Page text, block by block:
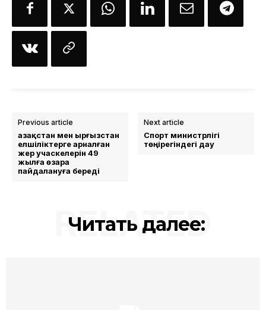
Previous article
Қазақстан мен Қырғызстан
елшіліктерге арналған
жер учаскелерін 49
жылға өзара
пайдалануға береді
Next article
Спорт министрлігі
төңірегіндегі дау
Читать далее:
RELATED